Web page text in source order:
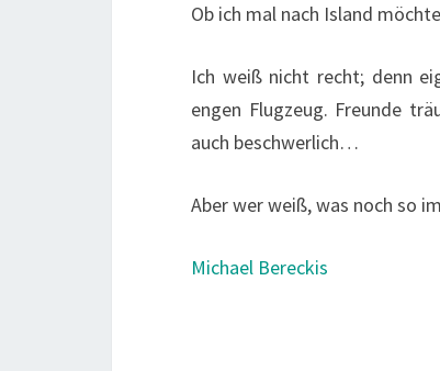
Ob ich mal nach Island
Ich weiß nicht recht; denn
engen Flugzeug. Freunde
auch beschwerlich…
Aber wer weiß, was noch so
Michael Bereckis